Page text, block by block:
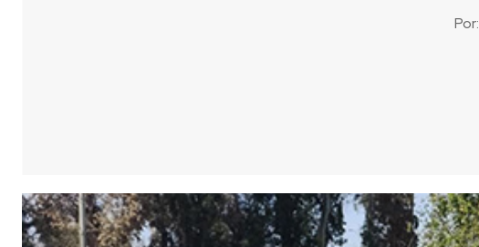
Por: